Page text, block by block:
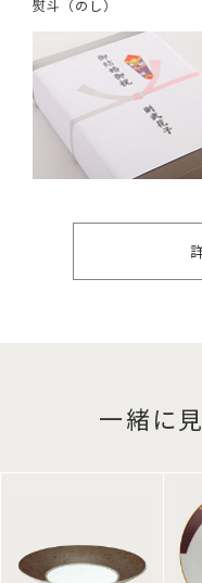
熨斗（のし）
一緒に